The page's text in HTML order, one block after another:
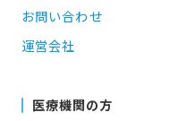
お問い合わせ
運営会社
医療機関の方